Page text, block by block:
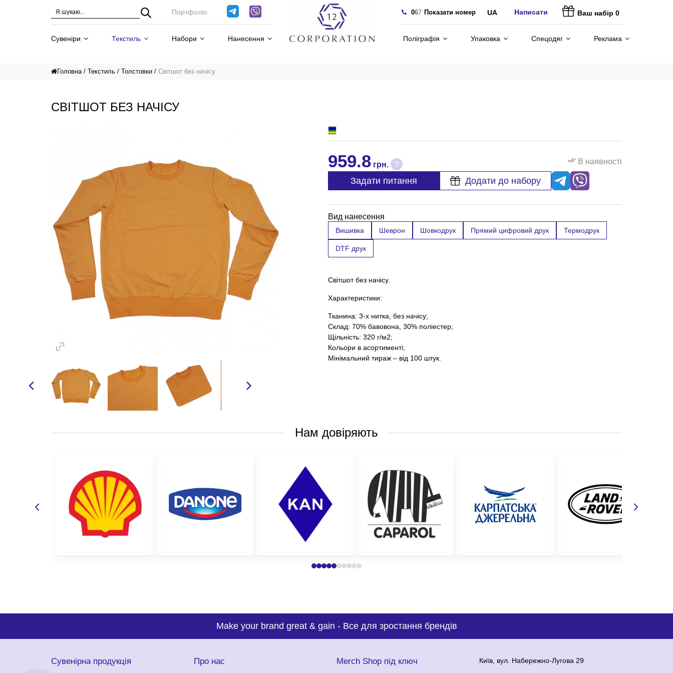
Портфоліо 067 Показати номер UA Написати Ваш набір 0
Сувеніри Текстиль Набори Нанесення Поліграфія Упаковка Спецодяг Реклама
Головна Текстиль Толстовки Світшот без начісу
СВІТШОТ БЕЗ НАЧІСУ
959.8грн. ? В наявності
Задати питання Додати до набору
Вид нанесення
Вишивка Шеврон Шовкодрук Прямий цифровий друк Термодрук
DTF друк
Світшот без начісу.
Характеристики:
Тканина: 3-х нитка, без начісу;
Склад: 70% бавовона, 30% поліестер;
Щільність: 320 г/м2;
Кольори в асортименті;
Мінімальний тираж – від 100 штук.
Нам довіряють
Make your brand great & gain -Все для зростання брендів
Сувенірна продукція Про нас Merch Shop під ключ
Київ, вул. Набережно-Лугова 29